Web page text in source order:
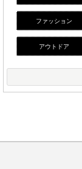
ファッション
アウトドア